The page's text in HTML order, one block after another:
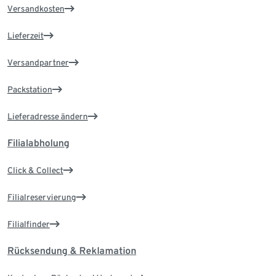
Versandkosten
Lieferzeit
Versandpartner
Packstation
Lieferadresse ändern
Filialabholung
Click & Collect
Filialreservierung
Filialfinder
Rücksendung & Reklamation